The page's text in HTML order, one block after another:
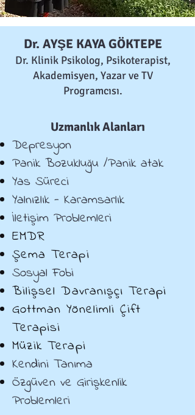
Dr. AYŞE KAYA GÖKTEPE
Dr. Klinik Psikolog, Psikoterapist,
Akademisyen, Yazar ve TV
Programcısı.
Uzmanlık Alanları
Depresyon
Panik Bozukluğu /Panik atak
Yas Süreci
Yalnızlık - Karamsarlık
İletişim Problemleri
EMDR
Şema Terapi
Sosyal Fobi
Bilişsel Davranışçı Terapi
Gottman Yönelimli Çift
Terapisi
Müzik Terapi
Kendini Tanıma
Özgüven ve Girişkenlik
Problemleri